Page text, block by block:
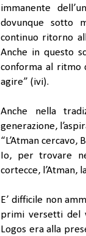
immanente
dovunque sotto
continuo ritorno
Anche in questo
conforma al ritmo
agire” (ivi).
Anche nella
generazione,
“L’Atman
Io, per trovare
cortecce, l’Atman,
E’ difficile non
primi versetti del
Logos era alla